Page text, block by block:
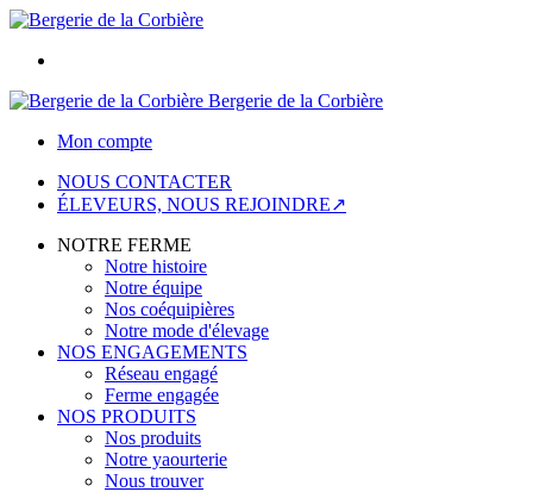
Bergerie de la Corbière
Mon compte
NOUS CONTACTER
ÉLEVEURS, NOUS REJOINDRE↗
NOTRE FERME
Notre histoire
Notre équipe
Nos coéquipières
Notre mode d'élevage
NOS ENGAGEMENTS
Réseau engagé
Ferme engagée
NOS PRODUITS
Nos produits
Notre yaourterie
Nous trouver